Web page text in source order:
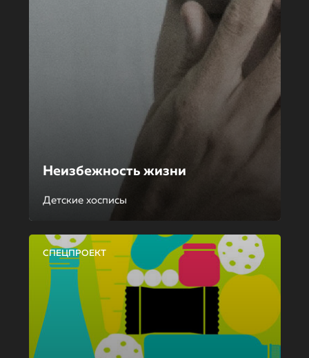
Неизбежность жизни
Детские хосписы
СПЕЦПРОЕКТ